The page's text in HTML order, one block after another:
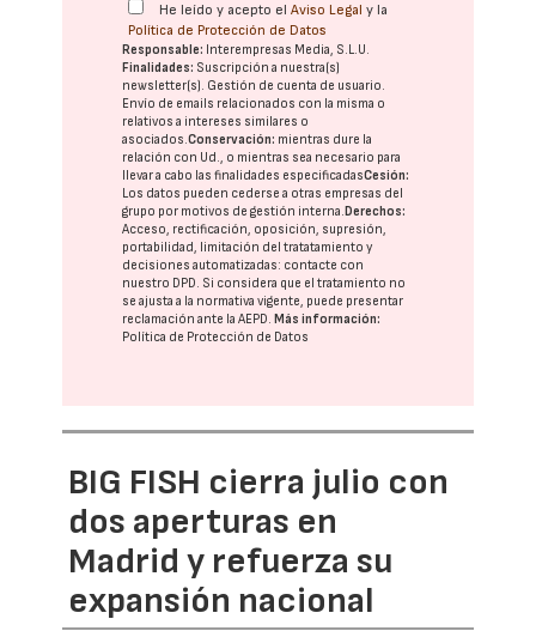
He leído y acepto elAviso Legal y la
Política de Protección de Datos
Responsable: Interempresas Media, S.L.U.
Finalidades: Suscripción a nuestra(s)
newsletter(s). Gestión de cuenta de usuario.
Envío de emails relacionados con la misma o
relativos a intereses similares o
asociados.Conservación: mientras dure la
relación con Ud., o mientras sea necesario para
llevar a cabo las finalidades especificadasCesión:
Los datos pueden cederse a otras empresas del
grupo por motivos de gestión interna. Derechos:
Acceso, rectificación, oposición, supresión,
portabilidad, limitación del tratatamiento y
decisiones automatizadas: contacte con
nuestro DPD. Si considera que el tratamiento no
se ajusta a la normativa vigente, puede presentar
reclamación ante laAEPD. Más información:
Política de Protección de Datos
BIG FISH cierra julio con
dos aperturas en
Madrid y refuerza su
expansión nacional